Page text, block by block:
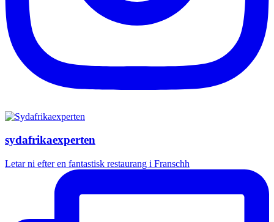
sydafrikaexperten
Letar ni efter en fantastisk restaurang i Franschh